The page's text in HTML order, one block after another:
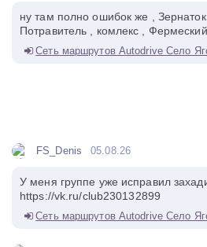
ну там полно ошибок же ,
Потравитель , комлекс ,
Сеть маршрутов Autodrive Село
FS_Denis 05.08.26
У меня группе уже исправил
https://vk.ru/club230132899
Сеть маршрутов Autodrive Село